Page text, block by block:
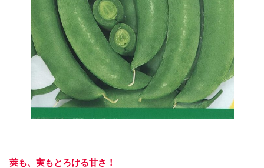
莢も、実もとろける甘さ！